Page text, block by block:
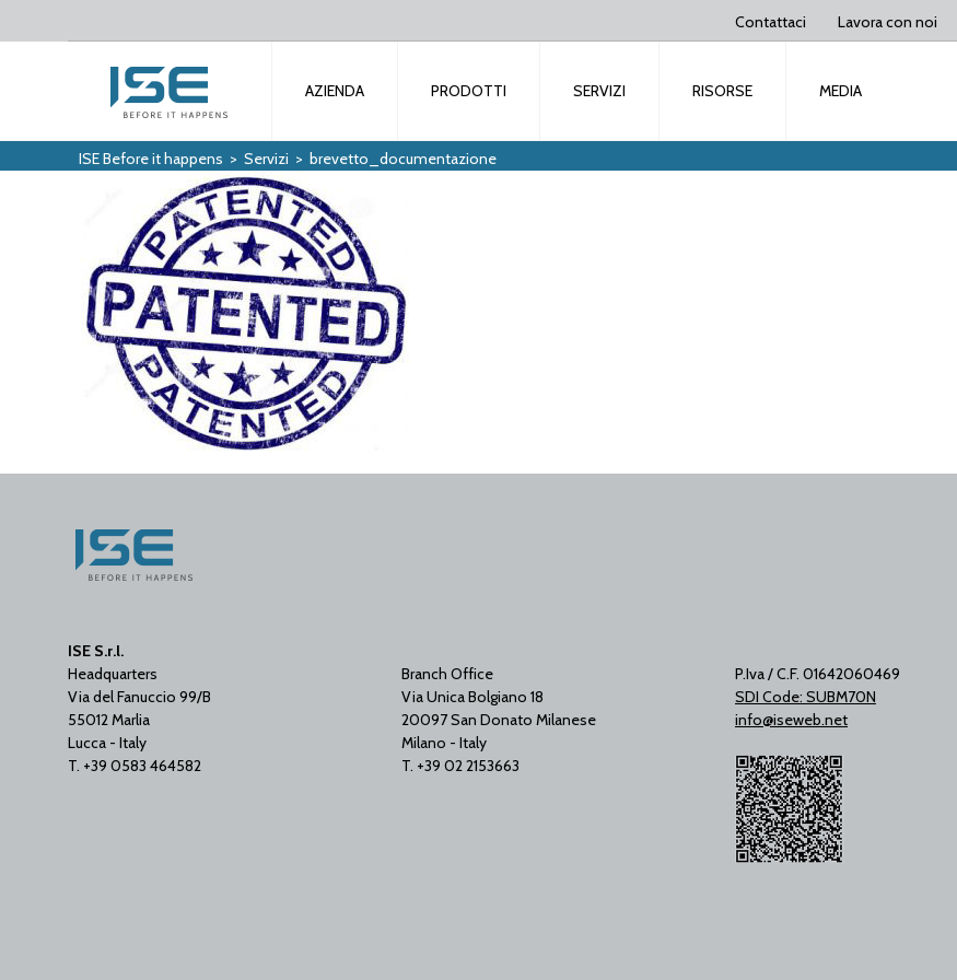
Contattaci Lavora con noi
AZIENDA PRODOTTI SERVIZI RISORSE MEDIA
ISE Before it happens > Servizi > brevetto_documentazione
ISE S.r.l.
Headquarters
Via del Fanuccio 99/B
55012 Marlia
Lucca - Italy
T. +39 0583 464582
Branch Office
Via Unica Bolgiano 18
20097 San Donato Milanese
Milano - Italy
T. +39 02 2153663
P.Iva / C.F. 01642060469
SDI Code: SUBM70N
info@iseweb.net